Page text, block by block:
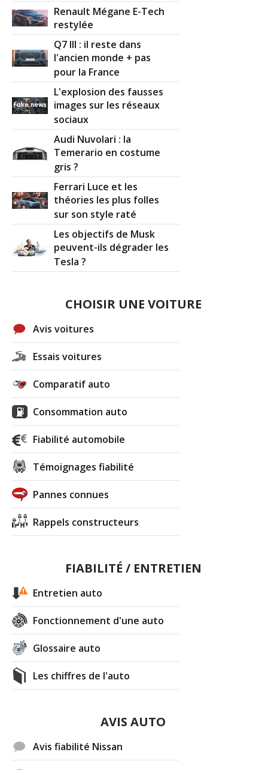
Renault Mégane E-Tech
restylée
Q7 III : il reste dans
l'ancien monde + pas
pour la France
L'explosion des fausses
images sur les réseaux
sociaux
Audi Nuvolari : la
Temerario en costume
gris ?
Ferrari Luce et les
théories les plus folles
sur son style raté
Les objectifs de Musk
peuvent-ils dégrader les
Tesla ?
CHOISIR UNE VOITURE
Avis voitures
Essais voitures
Comparatif auto
Consommation auto
Fiabilité automobile
Témoignages fiabilité
Pannes connues
Rappels constructeurs
FIABILITÉ / ENTRETIEN
Entretien auto
Fonctionnement d'une auto
Glossaire auto
Les chiffres de l'auto
AVIS AUTO
Avis fiabilité Nissan